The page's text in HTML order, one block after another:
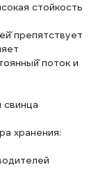
стойкость
препятствует
поток и
свинца
хранения: